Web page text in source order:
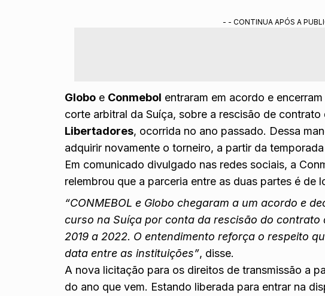
- - CONTINUA APÓS A
Globo e Conmebol entraram em acordo e
corte arbitral da Suíça, sobre a rescisão de
Libertadores, ocorrida no ano passado. Dessa
adquirir novamente o torneiro, a partir da
Em comunicado divulgado nas redes sociais, a
relembrou que a parceria entre as duas partes é de
“CONMEBOL e Globo chegaram a um acordo e
curso na Suíça por conta da rescisão do contrato
2019 a 2022. O entendimento reforça o respeito
data entre as instituições”, disse.
A nova licitação para os direitos de transmissão a
do ano que vem. Estando liberada para entrar na